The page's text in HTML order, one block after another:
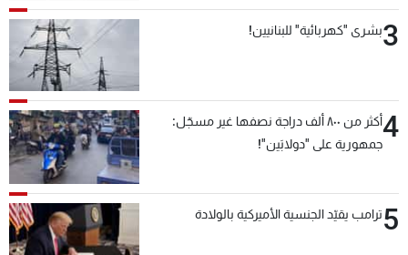
3بشرى "كهربائية" للبنانيين!
4
أكثر من ٨٠٠ ألف دراجة نصفها غير مسجّل:
جمهورية على "دولابَين"!
5ترامب يقيّد الجنسية الأميركية بالولادة
سياسة الخصوصية